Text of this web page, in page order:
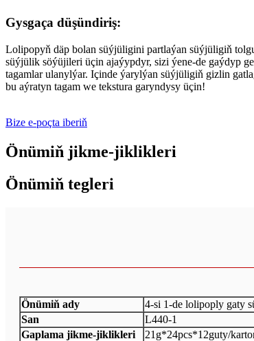
Gysgaça düşündiriş:
Lolipopyň däp bolan süýjüligini partlaýan süýjüligiň
süýjülik söýüjileri üçin ajaýypdyr, sizi ýene-de gaýdyp
tagamlar ulanylýar. Içinde ýarylýan süýjüligiň gizlin
bu aýratyn tagam we tekstura garyndysy üçin!
Bize e-poçta iberiň
Önümiň jikme-jiklikleri
Önümiň tegleri
Önümiň ady
4-si 1-de lolipoply gaty
San
L440-1
Gaplama jikme-jiklikleri
21g*24pcs*12guty/